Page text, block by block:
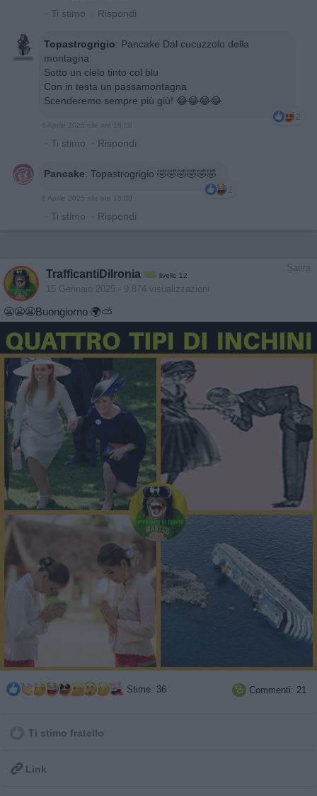
· Ti stimo · Rispondi
Topastrogrigio: Pancake Dal cucuzzolo della
montagna
Sotto un cielo tinto col blu
Con in testa un passamontagna
Scenderemo sempre più giù! 😂😂😂😂
2
6 Aprile 2025 alle ore 18:08
· Ti stimo · Rispondi
Pancake: Topastrogrigio 🤣🤣🤣🤣🤣🤣
2
6 Aprile 2025 alle ore 18:09
· Ti stimo · Rispondi
Satira
TrafficantiDiIronia livello 12
15 Gennaio 2025 - 9.874 visualizzazioni
😬😬😬Buongiorno 🌍⛅
Stime: 36  Commenti: 21
Ti stimo fratello
 Link